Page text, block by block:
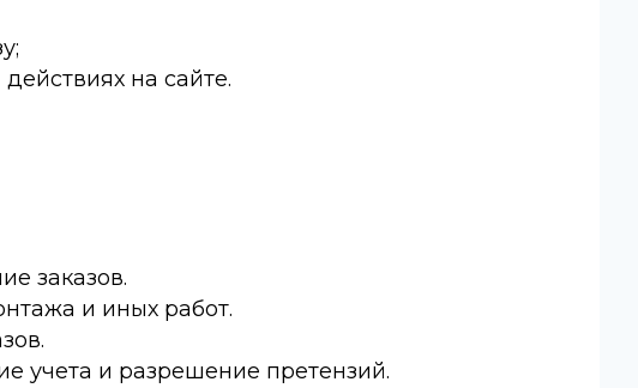
на сайте.
заказов.
и иных работ.
учета и разрешение претензий.